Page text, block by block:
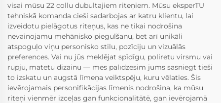
visai mūsu 22 collu dubultajiem riteņiem. Mūsu eksperTU
tehniskā komanda cieši sadarbojas ar katru klientu, lai
izveidotu pielāgotus riteņus, kas ne tikai nodrošina
nevainojamu mehānisko piegulšanu, bet arī unikāli
atspoguļo viņu personisko stilu, pozīciju un vizuālās
preferences. Vai nu jūs meklējat spīdīgu, poliretu virsmu vai
rupju, matētu dizainu — mēs palīdzēsim jums sasniegt tieši
to izskatu un augstā līmeņa veiktspēju, kuru vēlaties. Šis
ievērojamais personifikācijas līmenis nodrošina, ka mūsu
riteņi vienmēr izceļas gan funkcionalitātē, gan ievērojamā